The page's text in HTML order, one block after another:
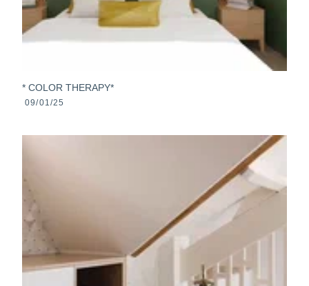
* COLOR THERAPY*
09/01/25